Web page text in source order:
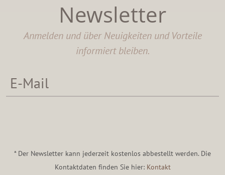
Newsletter
Anmelden und über Neuigkeiten und Vorteile
informiert bleiben.
* Der Newsletter kann jederzeit kostenlos abbestellt werden. Die
Kontaktdaten finden Sie hier: Kontakt